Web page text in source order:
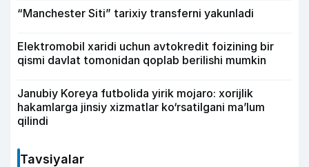
“Manchester Siti” tarixiy transferni yakunladi
Elektromobil xaridi uchun avtokredit foizining bir
qismi davlat tomonidan qoplab berilishi mumkin
Janubiy Koreya futbolida yirik mojaro: xorijlik
hakamlarga jinsiy xizmatlar ko‘rsatilgani ma’lum
qilindi
Tavsiyalar